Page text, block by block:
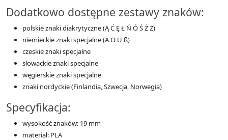
Dodatkowo dostępne zestawy znaków:
polskie znaki diakrytyczne (Ą Ć Ę Ł Ń Ó Ś Ź Ż)
niemieckie znaki specjalne (Ä Ö Ü ß)
czeskie znaki specjalne
słowackie znaki specjalne
węgierskie znaki specjalne
znaki nordyckie (Finlandia, Szwecja, Norwegia)
Specyfikacja:
wysokość znaków: 19 mm
materiał: PLA